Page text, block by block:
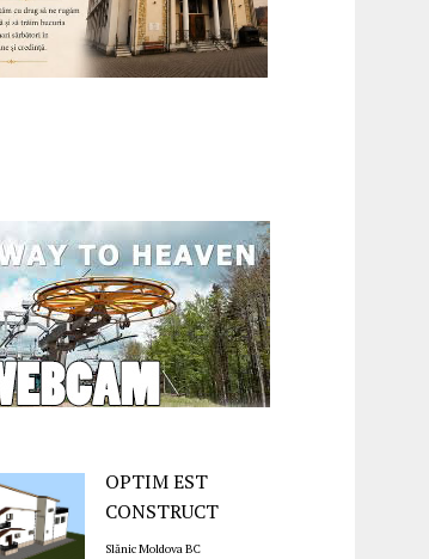
OPTIM EST
CONSTRUCT
Slănic Moldova BC